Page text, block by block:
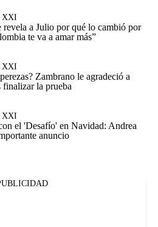
XXI
revela a Julio por qué lo cambió por
te va a amar más”
XXI
Zambrano le agradeció a
la prueba
XXI
el 'Desafío' en Navidad: Andrea
anuncio